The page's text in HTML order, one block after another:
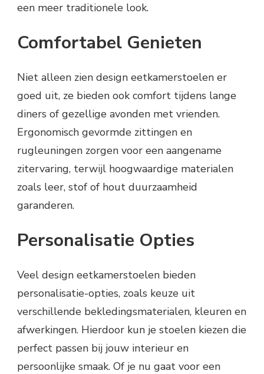
een meer traditionele look.
Comfortabel Genieten
Niet alleen zien design eetkamerstoelen er
goed uit, ze bieden ook comfort tijdens lange
diners of gezellige avonden met vrienden.
Ergonomisch gevormde zittingen en
rugleuningen zorgen voor een aangename
zitervaring, terwijl hoogwaardige materialen
zoals leer, stof of hout duurzaamheid
garanderen.
Personalisatie Opties
Veel design eetkamerstoelen bieden
personalisatie-opties, zoals keuze uit
verschillende bekledingsmaterialen, kleuren en
afwerkingen. Hierdoor kun je stoelen kiezen die
perfect passen bij jouw interieur en
persoonlijke smaak. Of je nu gaat voor een